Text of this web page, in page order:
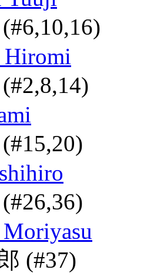
(#6,10,16)
Hiromi
(#2,8,14)
(#15,20)
(#26,36)
(#37)